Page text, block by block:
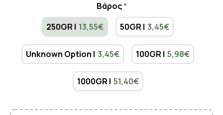
Βάρος
250GR | 13,55€ 50GR | 3,45€
Unknown Option | 3,45€ 100GR | 5,98€
1000GR | 51,40€